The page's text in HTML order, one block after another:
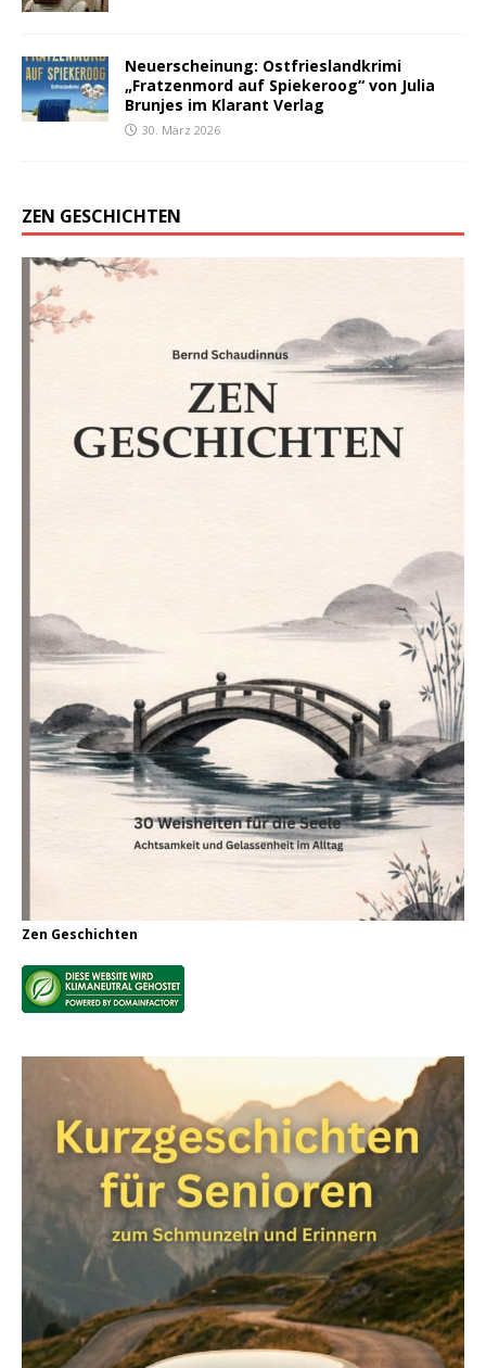
Neuerscheinung: Ostfrieslandkrimi
„Fratzenmord auf Spiekeroog“ von Julia
Brunjes im Klarant Verlag
30. März 2026
ZEN GESCHICHTEN
Zen Geschichten